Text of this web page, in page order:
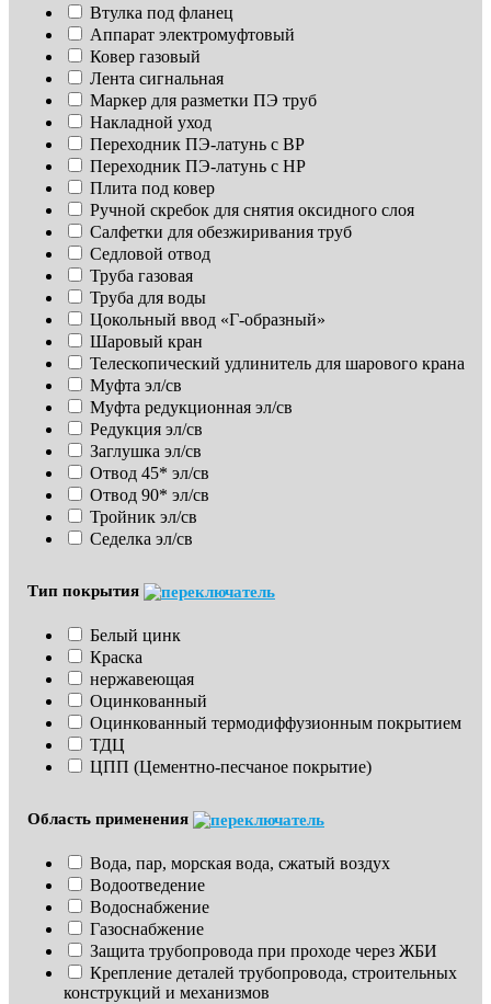
Втулка под фланец
Аппарат электромуфтовый
Ковер газовый
Лента сигнальная
Маркер для разметки ПЭ труб
Накладной уход
Переходник ПЭ-латунь с ВР
Переходник ПЭ-латунь с НР
Плита под ковер
Ручной скребок для снятия оксидного слоя
Салфетки для обезжиривания труб
Седловой отвод
Труба газовая
Труба для воды
Цокольный ввод «Г-образный»
Шаровый кран
Телескопический удлинитель для шарового крана
Муфта эл/св
Муфта редукционная эл/св
Редукция эл/св
Заглушка эл/св
Отвод 45* эл/св
Отвод 90* эл/св
Тройник эл/св
Седелка эл/св
Тип покрытия
Белый цинк
Краска
нержавеющая
Оцинкованный
Оцинкованный термодиффузионным покрытием
ТДЦ
ЦПП (Цементно-песчаное покрытие)
Область применения
Вода, пар, морская вода, сжатый воздух
Водоотведение
Водоснабжение
Газоснабжение
Защита трубопровода при проходе через ЖБИ
Крепление деталей трубопровода, строительных
конструкций и механизмов